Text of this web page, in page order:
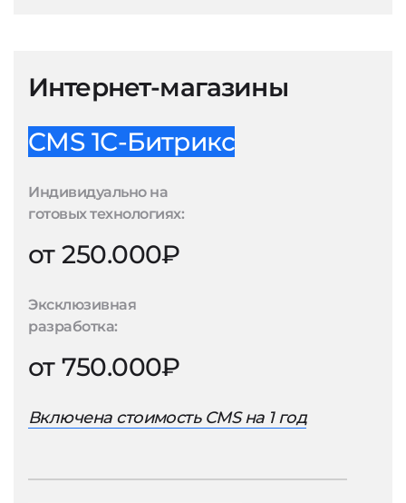
Интернет-магазины
CMS 1С-Битрикс
Индивидуально на
готовых технологиях:
от 250.000₽
Эксклюзивная
разработка:
от 750.000₽
Включена стоимость CMS на 1 год